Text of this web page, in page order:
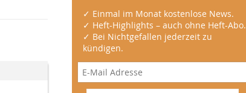
✓ Einmal im Monat kostenlose News.
✓ Heft-Highlights – auch ohne Heft-Abo.
✓ Bei Nichtgefallen jederzeit zu
kündigen.